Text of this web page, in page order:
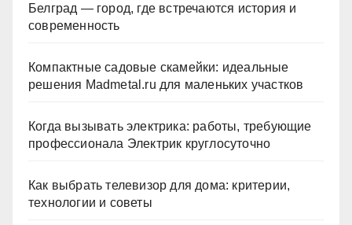
Белград — город, где встречаются история и
современность
Компактные садовые скамейки: идеальные
решения Madmetal.ru для маленьких участков
Когда вызывать электрика: работы, требующие
профессионала Электрик круглосуточно
Как выбрать телевизор для дома: критерии,
технологии и советы